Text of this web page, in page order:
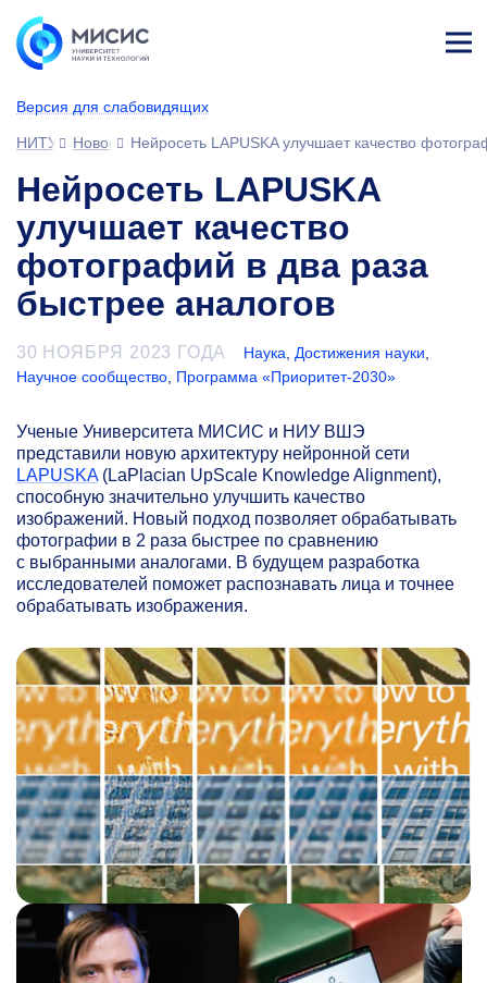
Версия для слабовидящих
ине
НИТУ МИСИС
НовостиНейросеть LAPUSKA улучшает качество
Нейросеть LAPUSKA
улучшает качество
фотографий в два раза
быстрее аналогов
30 НОЯБРЯ 2023 ГОДА Наука Достижения науки
Научное сообщество Программа «Приоритет-2030»
Ученые Университета МИСИС и НИУ ВШЭ
представили новую архитектуру нейронной сети
LAPUSKA(LaPlacian UpScale Knowledge Alignment),
способную значительно улучшить качество
изображений. Новый подход позволяет обрабатывать
фотографии в 2 раза быстрее по сравнению
с выбранными аналогами. В будущем разработка
исследователей поможет распознавать лица и точнее
обрабатывать изображения.